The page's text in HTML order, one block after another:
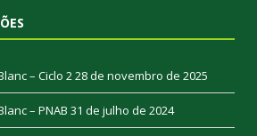
– Ciclo 228 de novembro de 2025
– PNAB 31 de julho de 2024